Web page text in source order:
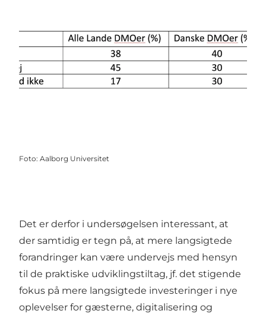
Foto: Aalborg Universitet
Det er derfor i undersøgelsen interessant, at
der samtidig er tegn på, at mere langsigtede
forandringer kan være undervejs med hensyn
til de praktiske udviklingstiltag, jf. det stigende
fokus på mere langsigtede investeringer i nye
oplevelser for gæsterne, digitalisering og